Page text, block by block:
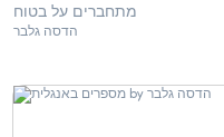
מתחברים על בטוח
הדסה גלבר